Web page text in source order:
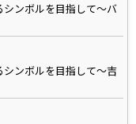
ンボルを目指して～バ
ンボルを目指して～吉